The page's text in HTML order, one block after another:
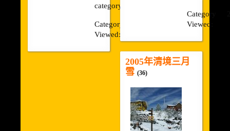
category:
Category
Viewed:
Category
Viewed:
2005年清境三月
雪 (36)